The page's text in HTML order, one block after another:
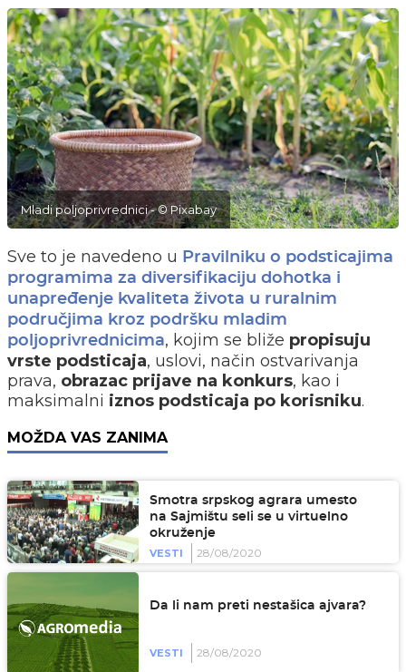
Mladi poljoprivrednici - © Pixabay
Sve to je navedeno u
Pravilniku o podsticajima
programima za diversifikaciju dohotka i
unapređenje kvaliteta života u ruralnim
područjima kroz podršku mladim
poljoprivrednicima, kojim se bliže propisuju
vrste podsticaja, uslovi, način ostvarivanja
prava, obrazac prijave na konkurs, kao i
maksimalni iznos podsticaja po korisniku.
MOŽDA VAS ZANIMA
Smotra srpskog agrara umesto
na Sajmištu seli se u virtuelno
okruženje
VESTI
28/08/2020
Da li nam preti nestašica ajvara?
VESTI 28/08/2020